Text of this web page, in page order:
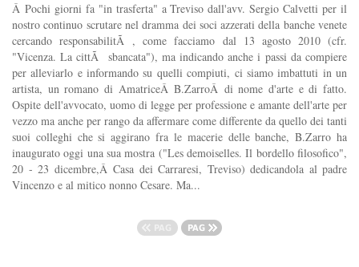
Â Pochi giorni fa "in trasferta" a Treviso dall'avv. Sergio Calvetti per il
nostro continuo scrutare nel dramma dei soci azzerati della banche venete
cercando responsabilitÃ , come facciamo dal 13 agosto 2010 (cfr.
"Vicenza. La cittÃ sbancata"), ma indicando anche i passi da compiere
per alleviarlo e informando su quelli compiuti, ci siamo imbattuti in un
artista, un romano di AmatriceÂ B.ZarroÂ di nome d'arte e di fatto.
Ospite dell'avvocato, uomo di legge per professione e amante dell'arte per
vezzo ma anche per rango da affermare come differente da quello dei tanti
suoi colleghi che si aggirano fra le macerie delle banche, B.Zarro ha
inaugurato oggi una sua mostra ("Les demoiselles. Il bordello filosofico",
20 - 23 dicembre,Â Casa dei Carraresi, Treviso) dedicandola al padre
Vincenzo e al mitico nonno Cesare. Ma...